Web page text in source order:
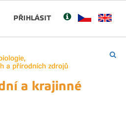
PŘIHLÁSIT
a krajinné